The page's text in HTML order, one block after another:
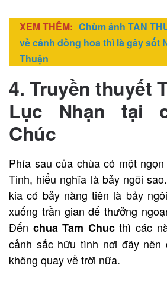
XEM THÊM: Chùm ảnh TAN
về cánh đồng hoa thì là gây sốt
Thuận
4. Truyền thuyết
Lục Nhạn tại
Chúc
Phía sau của chùa có một
Tinh, hiểu nghĩa là bảy ngôi
kia có bảy nàng tiên là bảy
xuống trần gian để thưởng
Đến chua Tam Chucthì các
cảnh sắc hữu tình nơi đây nên
không quay về trời nữa.